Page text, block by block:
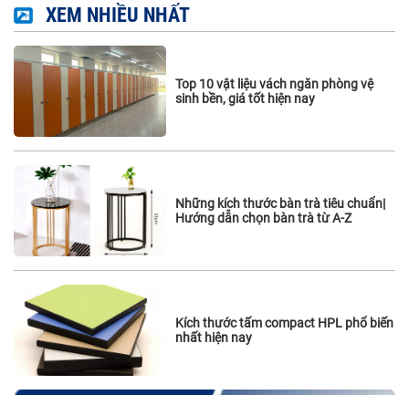
XEM NHIỀU NHẤT
Top 10 vật liệu vách ngăn phòng vệ
sinh bền, giá tốt hiện nay
Những kích thước bàn trà tiêu chuẩn|
Hướng dẫn chọn bàn trà từ A-Z
Kích thước tấm compact HPL phổ biến
nhất hiện nay